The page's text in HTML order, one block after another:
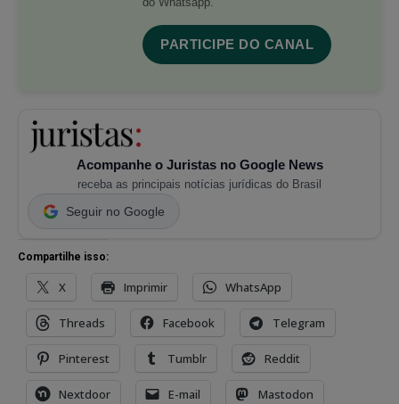
PARTICIPE DO CANAL
Acompanhe o Juristas no Google News
receba as principais notícias jurídicas do Brasil
Seguir no Google
Compartilhe isso:
X Imprimir WhatsApp
Threads Facebook Telegram
Pinterest Tumblr Reddit
Nextdoor E-mail Mastodon